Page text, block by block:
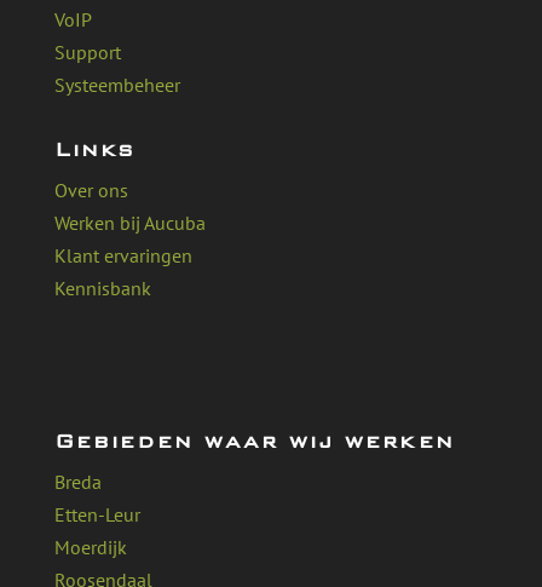
VoIP
Support
Systeembeheer
Links
Over ons
Werken bij Aucuba
Klant ervaringen
Kennisbank
Gebieden waar wij werken
Breda
Etten-Leur
Moerdijk
Roosendaal